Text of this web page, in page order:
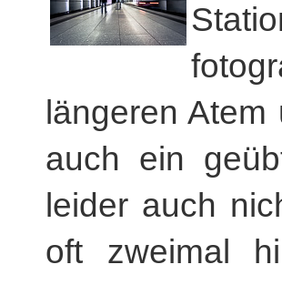
längeren
auch ein
leider auch
oft zweimal